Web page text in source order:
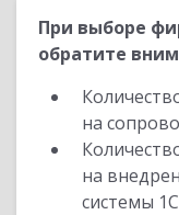
При выборе
обратите
на
на
системы